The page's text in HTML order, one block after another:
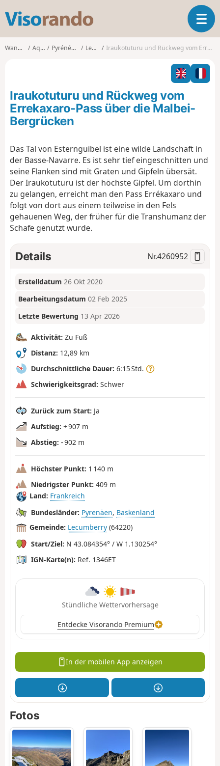
s
o
T
o
g
l
n
t
i
Wanderungen Aquitanien Pyrénées-Atlantiques Lecumberry Iraukotuturu und Rückweg vom Errekaxaro-Pass über die Malbei-Bergrücken
Iraukotuturu und Rückweg vom
Errekaxaro-Pass über die Malbei-
Bergrücken
Das Tal von Esternguibel ist eine wilde Landschaft in
der Basse-Navarre. Es ist sehr tief eingeschnitten und
seine Flanken sind mit Graten und Gipfeln übersät.
Der Iraukotuturu ist der höchste Gipfel. Um dorthin
zu gelangen, erreicht man den Pass Errékaxaro und
folgt von dort aus einem teilweise in den Fels
gehauenen Weg, der früher für die Transhumanz der
Schafe genutzt wurde.
Details Nr.4260952
Erstelldatum 26 Okt 2020
Bearbeitungsdatum 02 Feb 2025
Letzte Bewertung 13 Apr 2026
Aktivität: Zu Fuß
Distanz: 12,89 km
Durchschnittliche Dauer: 6:15 Std.
Schwierigkeitsgrad: Schwer
Zurück zum Start: Ja
Aufstieg: + 907 m
Abstieg: - 902 m
Höchster Punkt: 1 140 m
Niedrigster Punkt: 409 m
Land: Frankreich
Bundesländer: Pyrenäen, Baskenland
Gemeinde: Lecumberry (64220)
Start/Ziel: N 43.084354° / W 1.130254°
IGN-Karte(n): Ref. 1346ET
Stündliche Wettervorhersage
Entdecke Visorando Premium
In der mobilen App anzeigen
Fotos